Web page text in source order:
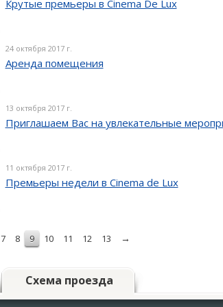
Крутые премьеры в Cinema De Lux
24 октября 2017 г.
Аренда помещения
13 октября 2017 г.
Приглашаем Вас на увлекательные
11 октября 2017 г.
Премьеры недели в Cinema de Lux
7 8 9 10 11 12 13 →
Схема проезда